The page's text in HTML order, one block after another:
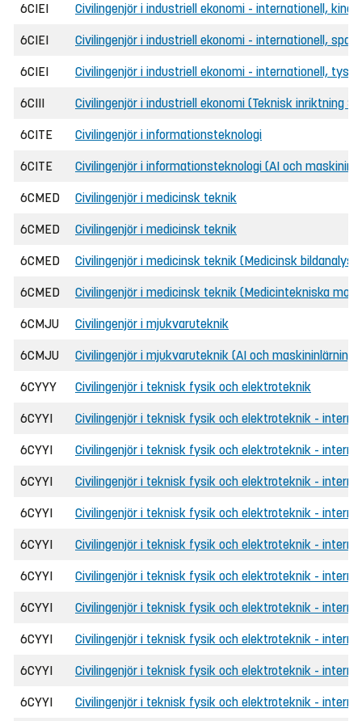
6CIEI Civilingenjör i industriell ekonomi - internationell,
6CIEI Civilingenjör i industriell ekonomi - internationell,
6CIEI Civilingenjör i industriell ekonomi - internationell,
6CIII Civilingenjör i industriell ekonomi (Teknisk inriktning
6CITE Civilingenjör i informationsteknologi
6CITE Civilingenjör i informationsteknologi (AI och
6CMED Civilingenjör i medicinsk teknik
6CMED Civilingenjör i medicinsk teknik
6CMED Civilingenjör i medicinsk teknik (Medicinsk bildanalys
6CMED Civilingenjör i medicinsk teknik (Medicintekniska
6CMJU Civilingenjör i mjukvaruteknik
6CMJU Civilingenjör i mjukvaruteknik (AI och maskininlärning)
6CYYY Civilingenjör i teknisk fysik och elektroteknik
6CYYI Civilingenjör i teknisk fysik och elektroteknik -
6CYYI Civilingenjör i teknisk fysik och elektroteknik -
6CYYI Civilingenjör i teknisk fysik och elektroteknik -
6CYYI Civilingenjör i teknisk fysik och elektroteknik -
6CYYI Civilingenjör i teknisk fysik och elektroteknik -
6CYYI Civilingenjör i teknisk fysik och elektroteknik -
6CYYI Civilingenjör i teknisk fysik och elektroteknik -
6CYYI Civilingenjör i teknisk fysik och elektroteknik -
6CYYI Civilingenjör i teknisk fysik och elektroteknik -
6CYYI Civilingenjör i teknisk fysik och elektroteknik -